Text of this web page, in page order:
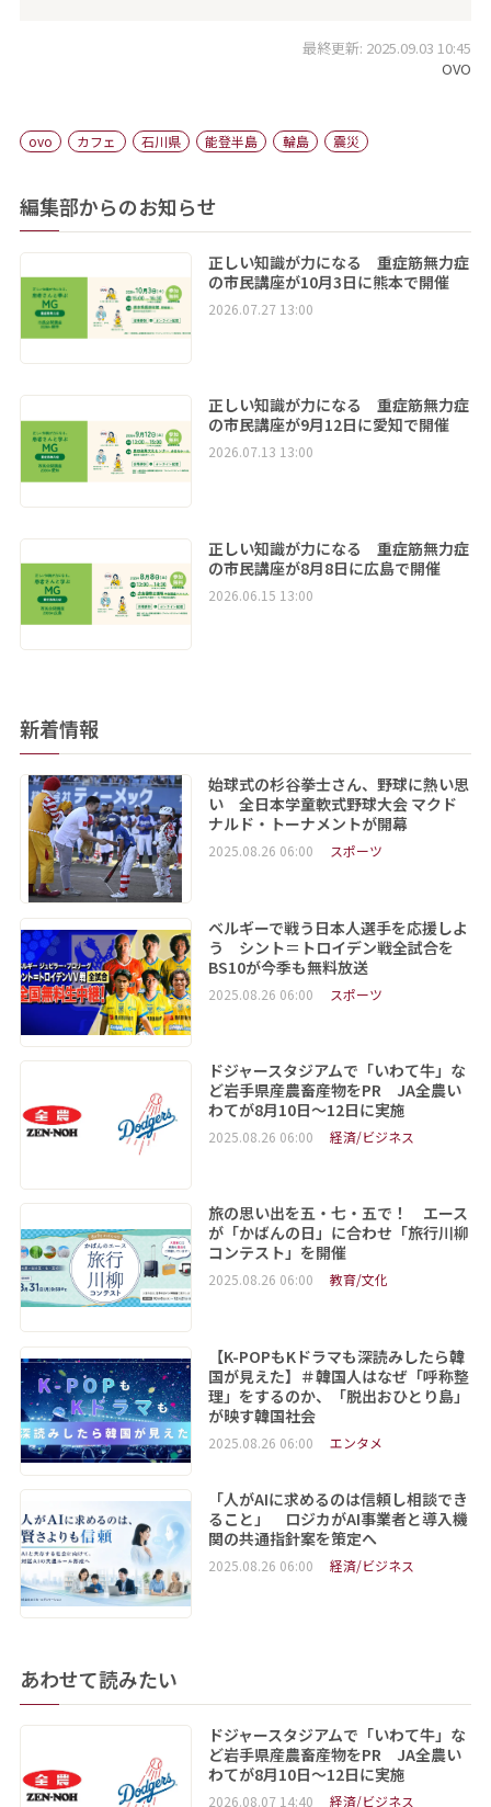
最終更新: 2025.09.03 10:45
OVO
ovo カフェ 石川県 能登半島 輪島 震災
編集部からのお知らせ
正しい知識が力になる 重症筋無力症
の市民講座が10月3日に熊本で開催
2026.07.27 13:00
正しい知識が力になる 重症筋無力症
の市民講座が9月12日に愛知で開催
2026.07.13 13:00
正しい知識が力になる 重症筋無力症
の市民講座が8月8日に広島で開催
2026.06.15 13:00
新着情報
始球式の杉谷拳士さん、野球に熱い思
い 全日本学童軟式野球大会 マクド
ナルド・トーナメントが開幕
2025.08.26 06:00 スポーツ
ベルギーで戦う日本人選手を応援しよ
う シント＝トロイデン戦全試合を
BS10が今季も無料放送
2025.08.26 06:00 スポーツ
ドジャースタジアムで「いわて牛」な
ど岩手県産農畜産物をPR JA全農い
わてが8月10日～12日に実施
2025.08.26 06:00 経済/ビジネス
旅の思い出を五・七・五で！ エース
が「かばんの日」に合わせ「旅行川柳
コンテスト」を開催
2025.08.26 06:00 教育/文化
【K-POPもKドラマも深読みしたら韓
国が見えた】＃韓国人はなぜ「呼称整
理」をするのか、「脱出おひとり島」
が映す韓国社会
2025.08.26 06:00 エンタメ
「人がAIに求めるのは信頼し相談でき
ること」 ロジカがAI事業者と導入機
関の共通指針案を策定へ
2025.08.26 06:00 経済/ビジネス
あわせて読みたい
ドジャースタジアムで「いわて牛」な
ど岩手県産農畜産物をPR JA全農い
わてが8月10日～12日に実施
2026.08.07 14:40 経済/ビジネス